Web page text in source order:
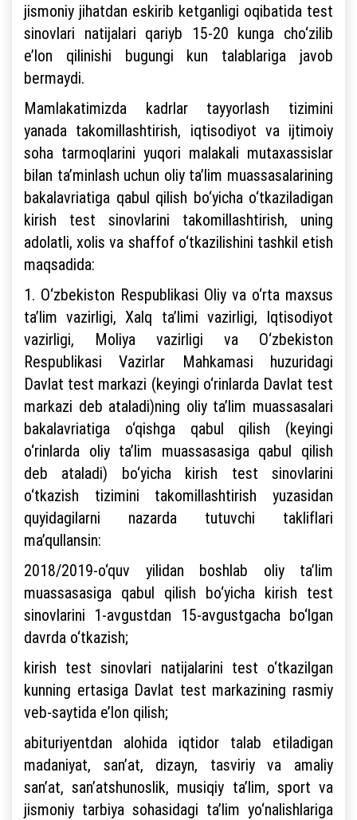
jismoniy jihatdan eskirib ketganligi oqibatida test
sinovlari natijalari qariyb 15-20 kunga cho‘zilib
e’lon qilinishi bugungi kun talablariga javob
bermaydi.
Mamlakatimizda kadrlar tayyorlash tizimini
yanada takomillashtirish, iqtisodiyot va ijtimoiy
soha tarmoqlarini yuqori malakali mutaxassislar
bilan ta’minlash uchun oliy ta’lim muassasalarining
bakalavriatiga qabul qilish bo‘yicha o‘tkaziladigan
kirish test sinovlarini takomillashtirish, uning
adolatli, xolis va shaffof o‘tkazilishini tashkil etish
maqsadida:
1. O‘zbekiston Respublikasi Oliy va o‘rta maxsus
ta’lim vazirligi, Xalq ta’limi vazirligi, Iqtisodiyot
vazirligi, Moliya vazirligi va O‘zbekiston
Respublikasi Vazirlar Mahkamasi huzuridagi
Davlat test markazi (keyingi o‘rinlarda Davlat test
markazi deb ataladi)ning oliy ta’lim muassasalari
bakalavriatiga o‘qishga qabul qilish (keyingi
o‘rinlarda oliy ta’lim muassasasiga qabul qilish
deb ataladi) bo‘yicha kirish test sinovlarini
o‘tkazish tizimini takomillashtirish yuzasidan
quyidagilarni nazarda tutuvchi takliflari
ma’qullansin:
2018/2019-o‘quv yilidan boshlab oliy ta’lim
muassasasiga qabul qilish bo‘yicha kirish test
sinovlarini 1-avgustdan 15-avgustgacha bo‘lgan
davrda o‘tkazish;
kirish test sinovlari natijalarini test o‘tkazilgan
kunning ertasiga Davlat test markazining rasmiy
veb-saytida e’lon qilish;
abituriyentdan alohida iqtidor talab etiladigan
madaniyat, san’at, dizayn, tasviriy va amaliy
san’at, san’atshunoslik, musiqiy ta’lim, sport va
jismoniy tarbiya sohasidagi ta’lim yo‘nalishlariga